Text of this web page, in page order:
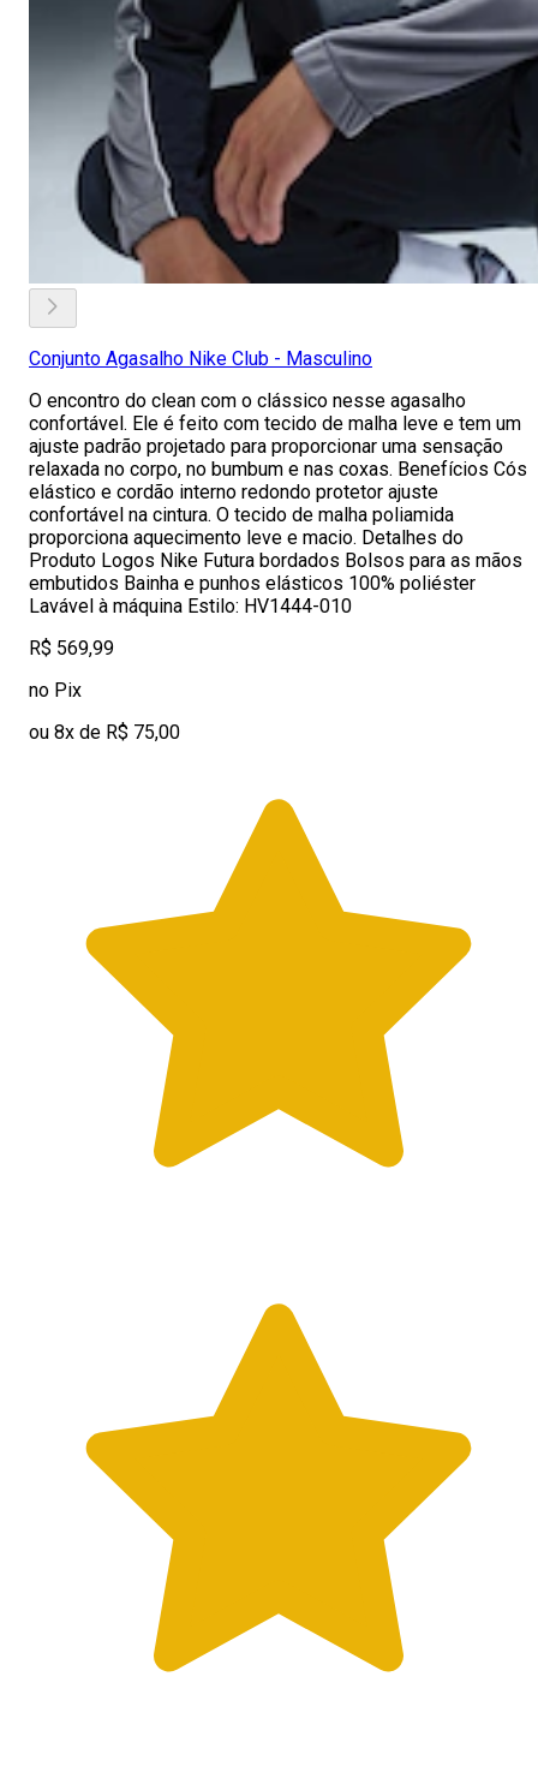
Conjunto Agasalho Nike Club - Masculino
O encontro do clean com o clássico nesse agasalho
confortável. Ele é feito com tecido de malha leve e tem um
ajuste padrão projetado para proporcionar uma sensação
relaxada no corpo, no bumbum e nas coxas. Benefícios Cós
elástico e cordão interno redondo protetor ajuste
confortável na cintura. O tecido de malha poliamida
proporciona aquecimento leve e macio. Detalhes do
Produto Logos Nike Futura bordados Bolsos para as mãos
embutidos Bainha e punhos elásticos 100% poliéster
Lavável à máquina Estilo: HV1444-010
R$ 569,99
no Pix
ou 8x de R$ 75,00